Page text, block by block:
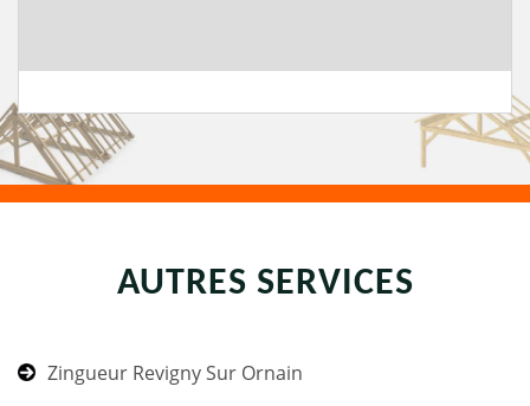
AUTRES SERVICES
Zingueur Revigny Sur Ornain